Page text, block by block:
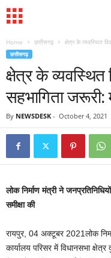
Home छत्तीसगढ़ क्षेत्र के व्यवस्थित
छत्तीसगढ़
क्षेत्र के
सहभागिता जरूरी:
By NEWSDESK - October 4, 2021
लोक निर्माण मंत्री ने
समीक्षा की
रायपुर, 04 अक्टूबर 2021लोक
कार्यालय परिसर में विधानसभा